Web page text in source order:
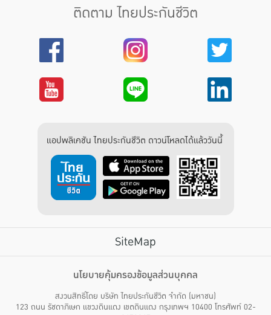
ติดตาม ไทยประกันชีวิต
แอปพลิเคชัน ไทยประกันชีวิต ดาวน์โหลดได้แล้ววันนี้
SiteMap
ไทยประกันชีวิต HEALTH CARE SOLUTIONS
สิทธิพิเศษ
นโยบายคุ้มครองข้อมูลส่วนบุคคล
สงวนสิทธิ์โดย บริษัท ไทยประกันชีวิต จำกัด (มหาชน)
123 ถนน รัชดาภิเษก แขวงดินแดง เขตดินแดง กรุงเทพฯ 10400 โทรศัพท์ 02-